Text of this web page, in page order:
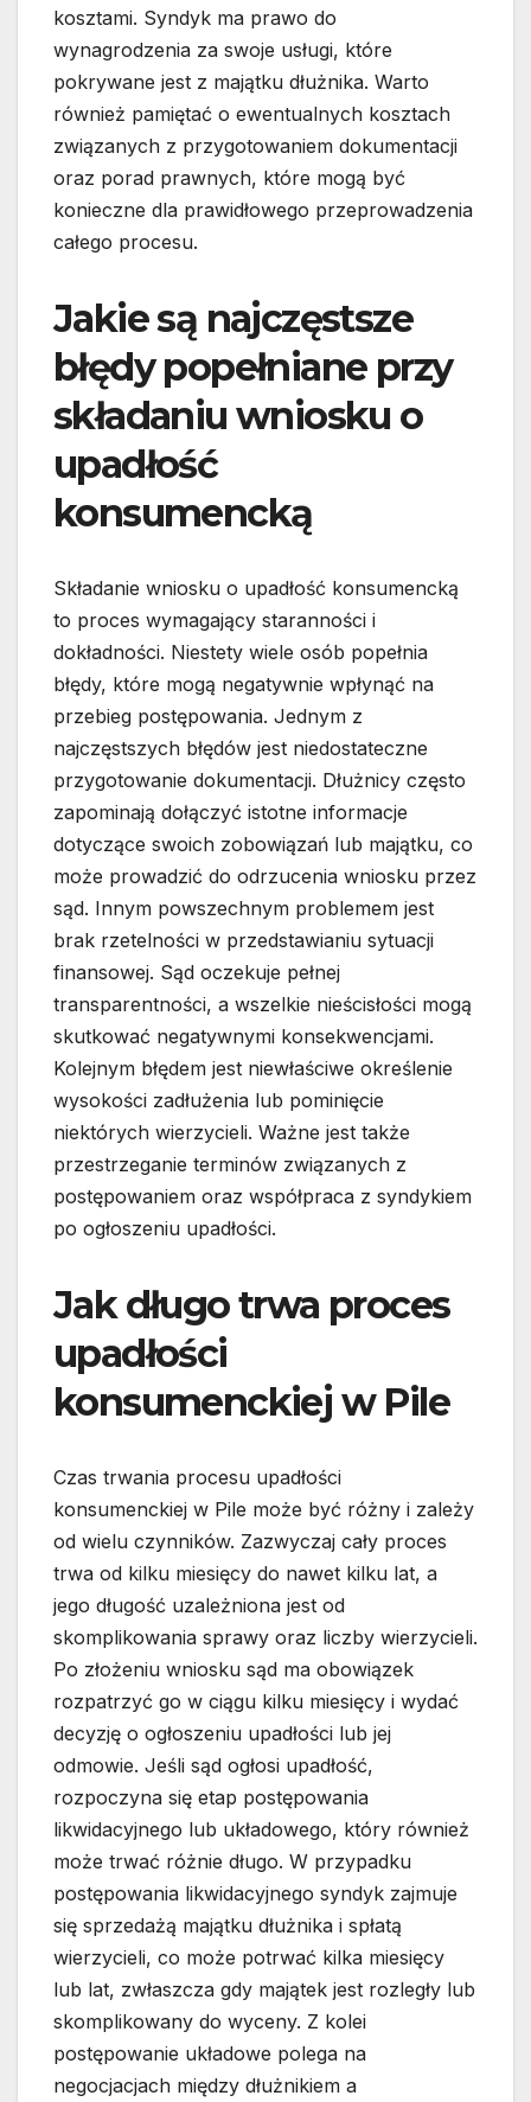
kosztami. Syndyk ma prawo do
wynagrodzenia za swoje usługi, które
pokrywane jest z majątku dłużnika. Warto
również pamiętać o ewentualnych kosztach
związanych z przygotowaniem dokumentacji
oraz porad prawnych, które mogą być
konieczne dla prawidłowego przeprowadzenia
całego procesu.
Jakie są najczęstsze
błędy popełniane przy
składaniu wniosku o
upadłość
konsumencką
Składanie wniosku o upadłość konsumencką
to proces wymagający staranności i
dokładności. Niestety wiele osób popełnia
błędy, które mogą negatywnie wpłynąć na
przebieg postępowania. Jednym z
najczęstszych błędów jest niedostateczne
przygotowanie dokumentacji. Dłużnicy często
zapominają dołączyć istotne informacje
dotyczące swoich zobowiązań lub majątku, co
może prowadzić do odrzucenia wniosku przez
sąd. Innym powszechnym problemem jest
brak rzetelności w przedstawianiu sytuacji
finansowej. Sąd oczekuje pełnej
transparentności, a wszelkie nieścisłości mogą
skutkować negatywnymi konsekwencjami.
Kolejnym błędem jest niewłaściwe określenie
wysokości zadłużenia lub pominięcie
niektórych wierzycieli. Ważne jest także
przestrzeganie terminów związanych z
postępowaniem oraz współpraca z syndykiem
po ogłoszeniu upadłości.
Jak długo trwa proces
upadłości
konsumenckiej w Pile
Czas trwania procesu upadłości
konsumenckiej w Pile może być różny i zależy
od wielu czynników. Zazwyczaj cały proces
trwa od kilku miesięcy do nawet kilku lat, a
jego długość uzależniona jest od
skomplikowania sprawy oraz liczby wierzycieli.
Po złożeniu wniosku sąd ma obowiązek
rozpatrzyć go w ciągu kilku miesięcy i wydać
decyzję o ogłoszeniu upadłości lub jej
odmowie. Jeśli sąd ogłosi upadłość,
rozpoczyna się etap postępowania
likwidacyjnego lub układowego, który również
może trwać różnie długo. W przypadku
postępowania likwidacyjnego syndyk zajmuje
się sprzedażą majątku dłużnika i spłatą
wierzycieli, co może potrwać kilka miesięcy
lub lat, zwłaszcza gdy majątek jest rozległy lub
skomplikowany do wyceny. Z kolei
postępowanie układowe polega na
negocjacjach między dłużnikiem a